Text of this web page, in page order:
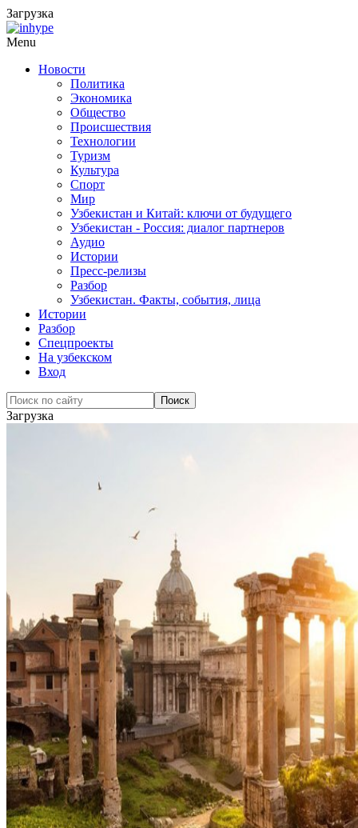
Загрузка
Menu
Новости
Политика
Экономика
Общество
Происшествия
Технологии
Туризм
Культура
Спорт
Мир
Узбекистан и Китай: ключи от будущего
Узбекистан - Россия: диалог партнеров
Аудио
Истории
Пресс-релизы
Разбор
Узбекистан. Факты, события, лица
Истории
Разбор
Спецпроекты
На узбекском
Вход
Загрузка